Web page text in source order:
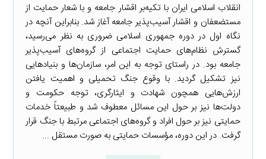
انقلاب اسلامی ایران با تکیه‌بر اقشار جامعه و با شعار حمایت از
مستضعفان و اقشار آسیب‌پذیر جامعه آغاز شد. بنابراین آنچه در
نگاه اول در دوره جمهوری اسلامی ضروری به نظر می‌رسید،
گسترش نظام‌های حمایت اجتماعی از گروه‌های آسیب‌پذیر
جامعه بود. در راستای توجه به این امر، سازمان‌ها و بنیادهایی
نیز تشکیل گردید. با وقوع جنگ تحمیلی و اهمیت یافتن
ارزش‌هایی همچون شهادت و ایثارگری، توجه حکومت و
دولت‌ها نیز بر حول این مسائل معطوف شد و طبیعتاً خدمات
حمایتی نیز بر حول افراد و گروه‌های اجتماعی مرتبط با جنگ قرار
گرفت. در این دوره، مؤسسات حمایتی به صورت مستقل ...